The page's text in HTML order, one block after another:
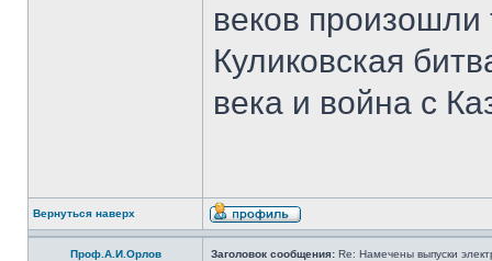
веков
Куликовская
века и война с
Вернуться наверх
Проф.А.И.Орлов Заголовок сообщения: Re: Намечены выпуски